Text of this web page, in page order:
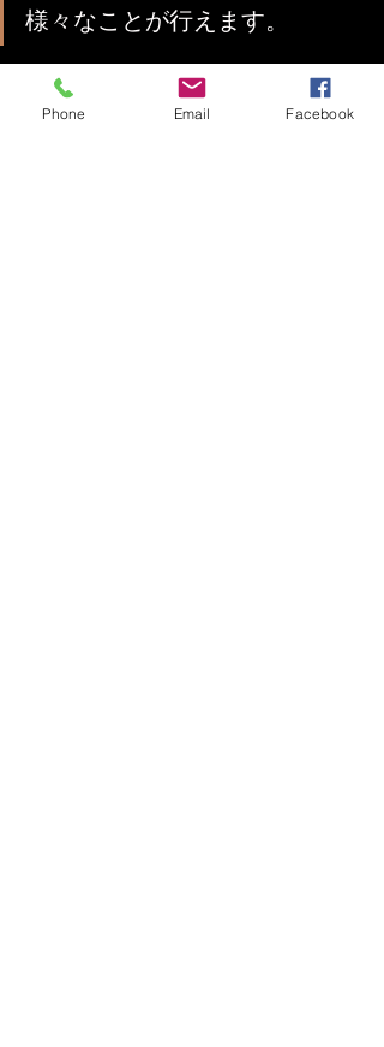
様々なことが行えます。
#休暇
Phone Email Facebook